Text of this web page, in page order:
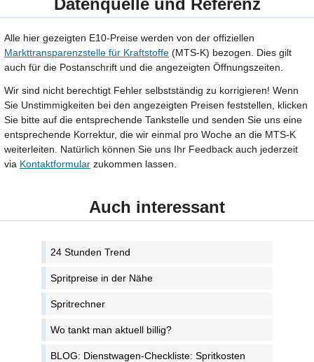
Datenquelle und Referenz
Alle hier gezeigten E10-Preise werden von der offiziellen
Markttransparenzstelle für Kraftstoffe (MTS-K) bezogen. Dies gilt
auch für die Postanschrift und die angezeigten Öffnungszeiten.
Wir sind nicht berechtigt Fehler selbstständig zu korrigieren! Wenn
Sie Unstimmigkeiten bei den angezeigten Preisen feststellen, klicken
Sie bitte auf die entsprechende Tankstelle und senden Sie uns eine
entsprechende Korrektur, die wir einmal pro Woche an die MTS-K
weiterleiten. Natürlich können Sie uns Ihr Feedback auch jederzeit
via Kontaktformular zukommen lassen.
Auch interessant
24 Stunden Trend
Spritpreise in der Nähe
Spritrechner
Wo tankt man aktuell billig?
BLOG: Dienstwagen-Checkliste: Spritkosten